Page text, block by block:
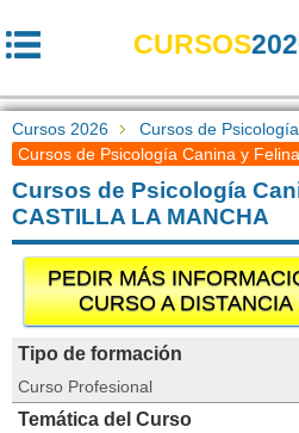
CURSOS
Cursos 2026
Cursos de
Cursos de Psicología Canina y
Cursos de Psicología
CASTILLA LA MANCHA
PEDIR MÁS
CURSO A DISTANCIA
Tipo de formación
Curso Profesional
Temática del Curso